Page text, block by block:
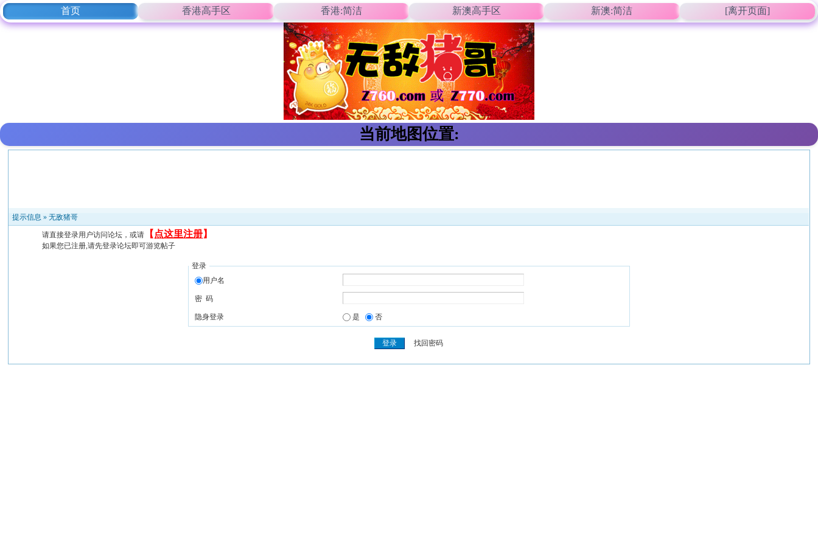
首页 香港高手区 香港:简洁 新澳高手区 新澳:简洁 [离开页面]
当前地图位置:
提示信息 »无敌猪哥
请直接登录用户访问论坛，或请 【 点这里注册】
如果您已注册,请先登录论坛即可游览帖子
登录
用户名
密 码
隐身登录 是 否
找回密码